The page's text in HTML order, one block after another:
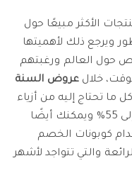
الأكثر مبيعًا حول
ويرجع ذلك لأهميتها
حول العالم ورغبتهم
خلال عروض السنة
تحتاج إليه من أزياء
بخصم شراء هائل تصل قيمته إلى 55% ويمكنك أيضًا
كوبونات الخصم
والتي تتواجد لأشهر